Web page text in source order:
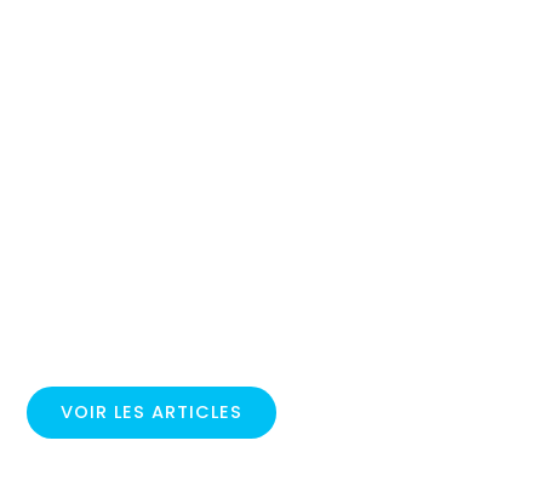
VOIR LES ARTICLES